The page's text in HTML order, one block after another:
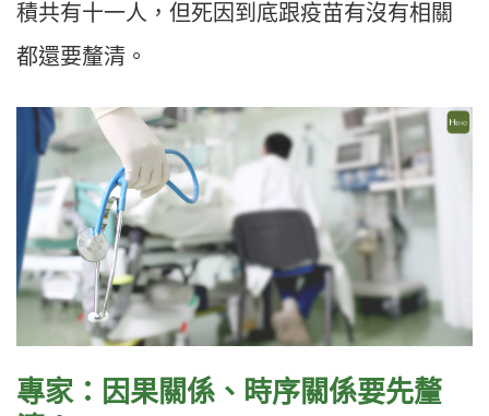
積共有十一人，但死因到底跟疫苗有沒有相關
都還要釐清。
專家：因果關係、時序關係要先釐